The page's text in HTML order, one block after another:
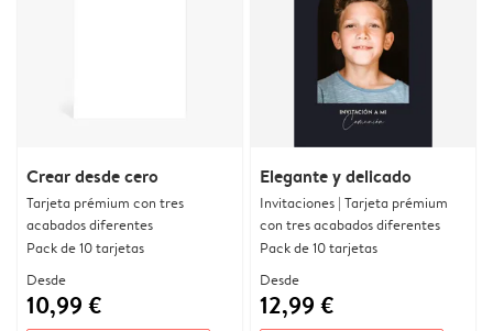
Crear desde cero
Tarjeta prémium con tres
acabados diferentes
Pack de 10 tarjetas
Desde
10,99 €
Elegante y delicado
Invitaciones | Tarjeta prémium
con tres acabados diferentes
Pack de 10 tarjetas
Desde
12,99 €